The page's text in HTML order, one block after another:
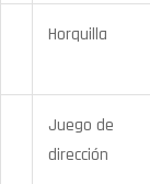
Horquilla
Juego de
dirección